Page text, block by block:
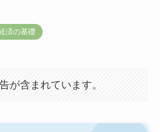
済の基礎
が含まれています。